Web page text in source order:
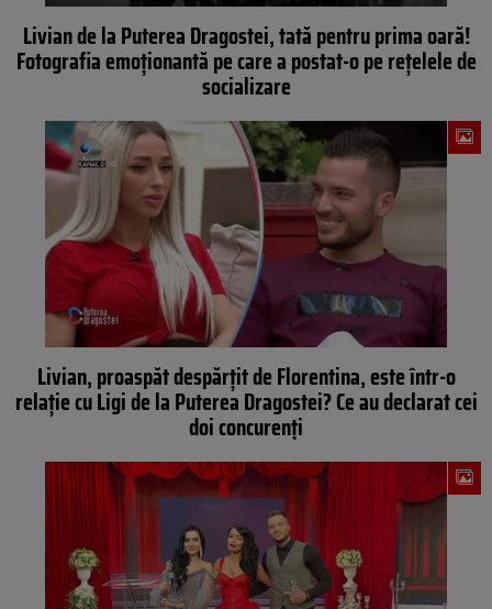
Livian de la Puterea Dragostei, tată pentru prima oară!
Fotografia emoționantă pe care a postat-o pe rețelele de
socializare
Livian, proaspăt despărțit de Florentina, este într-o
relație cu Ligi de la Puterea Dragostei? Ce au declarat cei
doi concurenți